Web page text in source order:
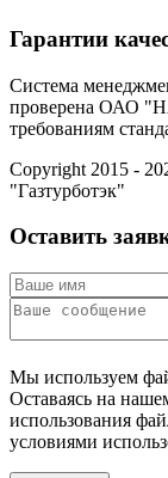
Гарантии
Система
проверена ОАО
требованиям
Copyright 2015 -
"Газтурботэк"
Оставить
Мы используем
Оставаясь на
использования
условиями